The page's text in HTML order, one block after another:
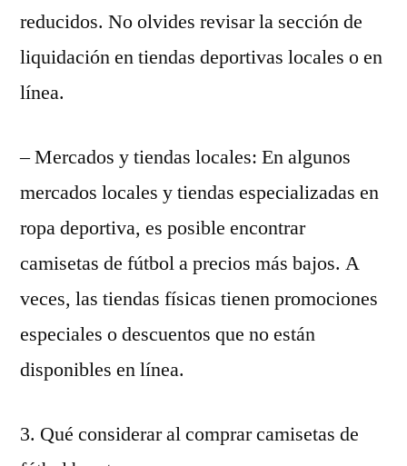
reducidos. No olvides revisar la sección de
liquidación en tiendas deportivas locales o en
línea.
– Mercados y tiendas locales: En algunos
mercados locales y tiendas especializadas en
ropa deportiva, es posible encontrar
camisetas de fútbol a precios más bajos. A
veces, las tiendas físicas tienen promociones
especiales o descuentos que no están
disponibles en línea.
3. Qué considerar al comprar camisetas de